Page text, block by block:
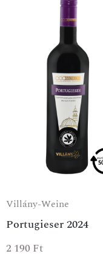
Villány-Weine
Portugieser 2024
2 190 Ft